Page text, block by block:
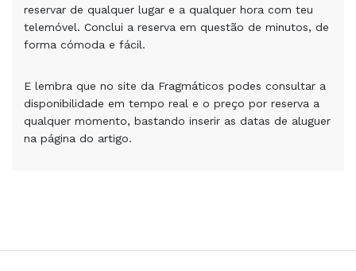
reservar de qualquer lugar e a qualquer hora com teu
telemóvel. Conclui a reserva em questão de minutos, de
forma cómoda e fácil.
E lembra que no site da Fragmáticos podes consultar a
disponibilidade em tempo real e o preço por reserva a
qualquer momento, bastando inserir as datas de aluguer
na página do artigo.